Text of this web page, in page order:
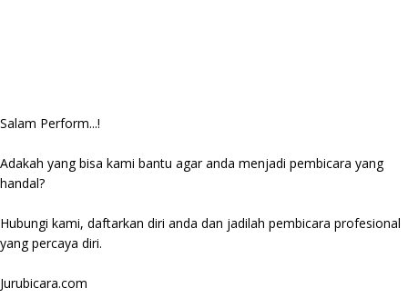
Salam Perform...!
Adakah yang bisa kami bantu agar anda menjadi pembicara yang
handal?
Hubungi kami, daftarkan diri anda dan jadilah pembicara profesional
yang percaya diri.
Jurubicara.com